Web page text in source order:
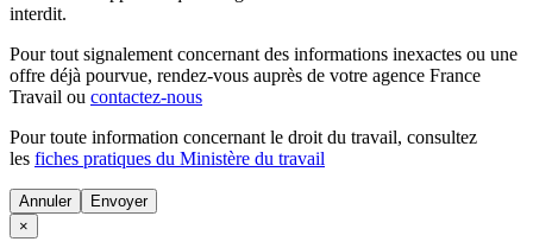
interdit.
Pour tout signalement concernant des informations inexactes ou une
offre déjà pourvue, rendez-vous auprès de votre agence France
Travail ou contactez-nous
Pour toute information concernant le droit du travail, consultez
les fiches pratiques du Ministère du travail
Annuler
×